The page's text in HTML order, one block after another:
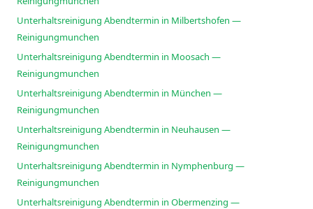
Unterhaltsreinigung Abendtermin in Milbertshofen —
Reinigungmunchen
Unterhaltsreinigung Abendtermin in Moosach —
Reinigungmunchen
Unterhaltsreinigung Abendtermin in München —
Reinigungmunchen
Unterhaltsreinigung Abendtermin in Neuhausen —
Reinigungmunchen
Unterhaltsreinigung Abendtermin in Nymphenburg —
Reinigungmunchen
Unterhaltsreinigung Abendtermin in Obermenzing —